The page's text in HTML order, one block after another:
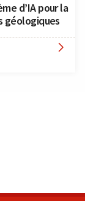
d’IA pour la
géologiques
